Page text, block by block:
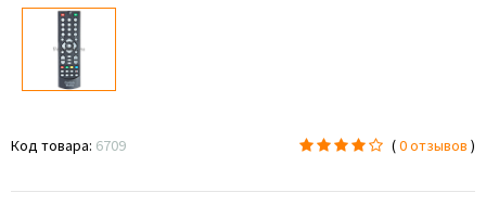
Код товара: 6709 (0 отзывов )